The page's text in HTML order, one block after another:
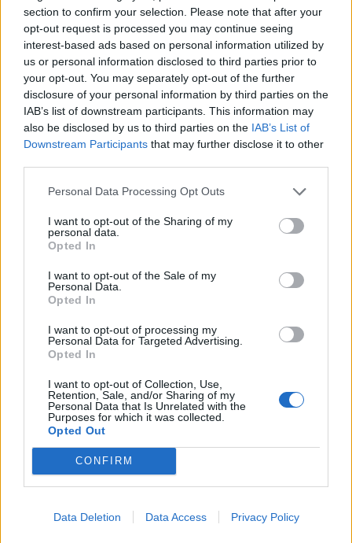
section to confirm your selection. Please note that after your
opt-out request is processed you may continue seeing
interest-based ads based on personal information utilized by
us or personal information disclosed to third parties prior to
your opt-out. You may separately opt-out of the further
disclosure of your personal information by third parties on the
IAB’s list of downstream participants. This information may
also be disclosed by us to third parties on the IAB’s List of
Downstream Participants that may further disclose it to other
Personal Data Processing Opt Outs
I want to opt-out of the Sharing of my
personal data.
Opted In
I want to opt-out of the Sale of my
Personal Data.
Opted In
I want to opt-out of processing my
Personal Data for Targeted Advertising.
Opted In
I want to opt-out of Collection, Use,
Retention, Sale, and/or Sharing of my
Personal Data that Is Unrelated with the
Purposes for which it was collected.
Opted Out
CONFIRM
Data Deletion Data Access Privacy Policy
Rašyti komentarą
Jūsų vardas
Komentaras
reCAPTCHA and the Google
Privacy Policyand
Terms of
Serviceapply.